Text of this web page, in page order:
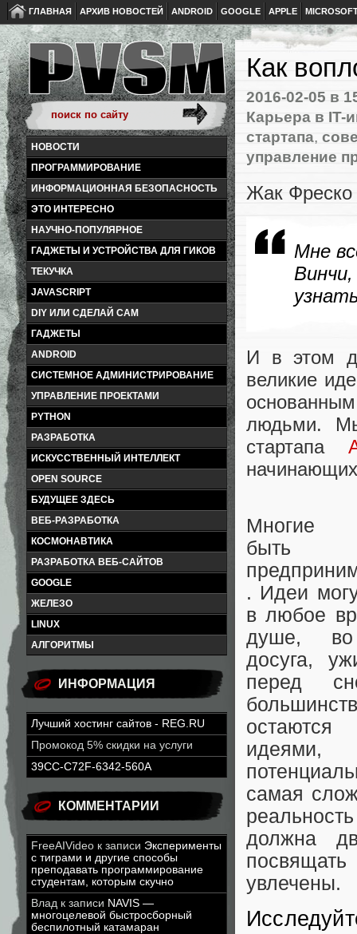
ГЛАВНАЯ АРХИВ НОВОСТЕЙ ANDROID GOOGLE APPLE
НОВОСТИ
ПРОГРАММИРОВАНИЕ
ИНФОРМАЦИОННАЯ БЕЗОПАСНОСТЬ
ЭТО ИНТЕРЕСНО
НАУЧНО-ПОПУЛЯРНОЕ
ГАДЖЕТЫ И УСТРОЙСТВА ДЛЯ ГИКОВ
ТЕКУЧКА
JAVASCRIPT
DIY ИЛИ СДЕЛАЙ САМ
ГАДЖЕТЫ
ANDROID
СИСТЕМНОЕ АДМИНИСТРИРОВАНИЕ
УПРАВЛЕНИЕ ПРОЕКТАМИ
PYTHON
РАЗРАБОТКА
ИСКУССТВЕННЫЙ ИНТЕЛЛЕКТ
OPEN SOURCE
БУДУЩЕЕ ЗДЕСЬ
ВЕБ-РАЗРАБОТКА
КОСМОНАВТИКА
РАЗРАБОТКА ВЕБ-САЙТОВ
GOOGLE
ЖЕЛЕЗО
LINUX
АЛГОРИТМЫ
ИНФОРМАЦИЯ
Лучший хостинг сайтов - REG.RU
Промокод 5% скидки на услуги
39CC-C72F-6342-560A
КОММЕНТАРИИ
FreeAIVideo к записи Эксперименты
с тиграми и другие способы
преподавать программирование
студентам, которым скучно
Влад к записи NAVIS —
многоцелевой быстросборный
беспилотный катамаран
Как
2016-02-05 в
Карьера в IT-
стартапа,
управление
Жак Фреско
Мне
И в этом
великие
людьми.
стартапа
Многие
быть
. Идеи
в любое
душе,
досуга,
перед
самая
должна
увлечены.